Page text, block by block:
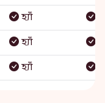
হ্যাঁ
হ্যাঁ
হ্যাঁ